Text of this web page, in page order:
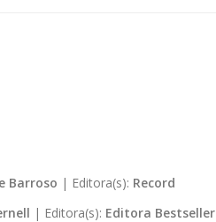
Barroso | Editora(s): Record
| Editora(s): Editora Bestseller